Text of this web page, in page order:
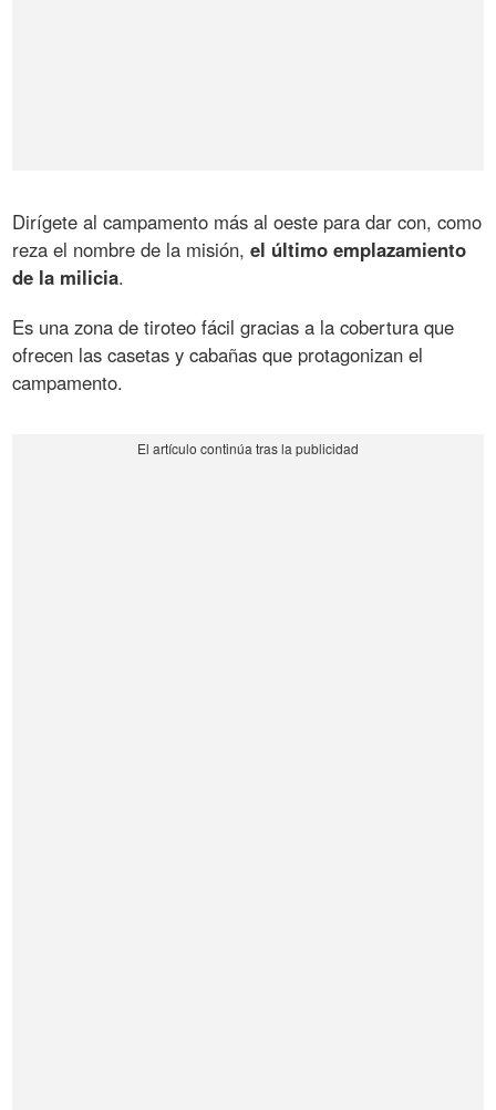
Dirígete al campamento más al oeste para dar con, como
reza el nombre de la misión,el último emplazamiento
de la milicia.
Es una zona de tiroteo fácil gracias a la cobertura que
ofrecen las casetas y cabañas que protagonizan el
campamento.